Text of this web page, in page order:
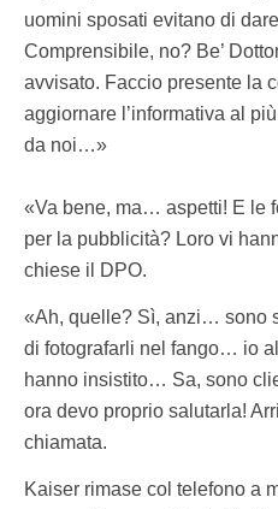
uomini sposati evitano di
Comprensibile, no? Be’
avvisato. Faccio presente la
aggiornare l’informativa al
da noi…»
«Va bene, ma… aspetti! E le
per la pubblicità? Loro vi
chiese il DPO.
«Ah, quelle? Sì, anzi… sono
di fotografarli nel fango… io
hanno insistito… Sa, sono
ora devo proprio salutarla!
chiamata.
Kaiser rimase col telefono a